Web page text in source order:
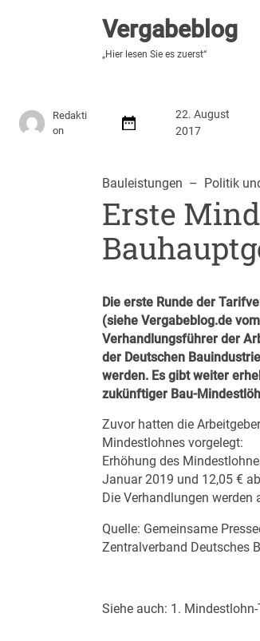
Vergabeblog
„Hier lesen Sie es zuerst“
Vergabeblog
„Hier lesen Sie es zuerst“
Redakti
on
22. August
2017
Bauleistungen
  –
Politik
Erste
Die erste Runde der
(siehe Vergabeblog.de
Verhandlungsführer der
der Deutschen
werden. Es gibt weiter
zukünftiger Bau-
Zuvor hatten die
Mindestlohnes vorgelegt:
Erhöhung des
Januar 2019 und 12,05 €
Die Verhandlungen
Quelle: Gemeinsame
Zentralverband Deutsches
Siehe auch: 1.